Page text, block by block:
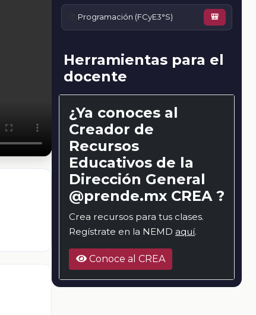
Programación (FCyE3°S) 🎒
Herramientas para el
docente
¿Ya conoces al
Creador de
Recursos
Educativos de la
Dirección General
@prende.mx CREA ?
Crea recursos para tus clases.
Regístrate en la NEMD aquí.
Conoce al CREA